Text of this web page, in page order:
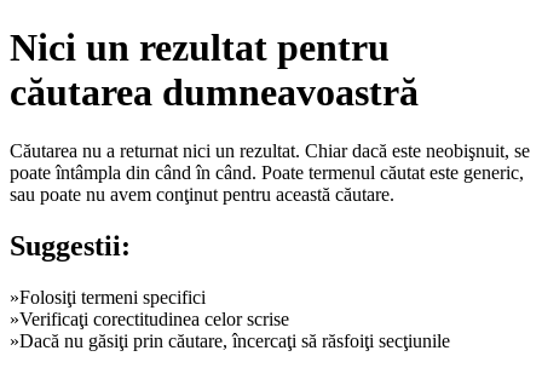
Nici un rezultat pentru
căutarea dumneavoastră
Căutarea nu a returnat nici un rezultat. Chiar dacă este neobişnuit, se
poate întâmpla din când în când. Poate termenul căutat este generic,
sau poate nu avem conţinut pentru această căutare.
Suggestii:
»Folosiţi termeni specifici
»Verificaţi corectitudinea celor scrise
»Dacă nu găsiţi prin căutare, încercaţi să răsfoiţi secţiunile